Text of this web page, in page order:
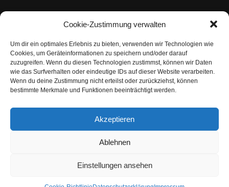
Cookie-Zustimmung verwalten
Um dir ein optimales Erlebnis zu bieten, verwenden wir Technologien wie
Cookies, um Geräteinformationen zu speichern und/oder darauf
zuzugreifen. Wenn du diesen Technologien zustimmst, können wir Daten
wie das Surfverhalten oder eindeutige IDs auf dieser Website verarbeiten.
Wenn du deine Zustimmung nicht erteilst oder zurückziehst, können
bestimmte Merkmale und Funktionen beeinträchtigt werden.
Akzeptieren
Ablehnen
Einstellungen ansehen
Impressum
Datenschutzerklärung
Nutzungsbedingungen | Haftungsausschluss
AGB